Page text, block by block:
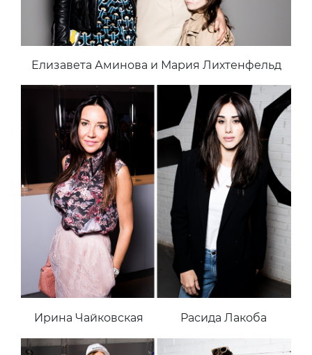
Елизавета Аминова и Мария Лихтенфельд
Ирина Чайковская Расида Лакоба